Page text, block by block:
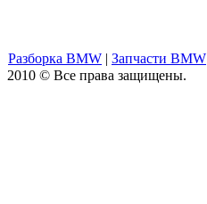
Разборка BMW | Запчасти BMW
2010 © Все права защищены.